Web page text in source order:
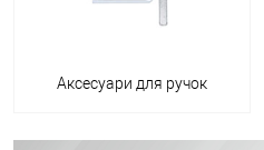
Аксесуари для ручок